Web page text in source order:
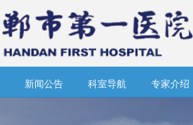
新闻公告 科室导航 专家介绍